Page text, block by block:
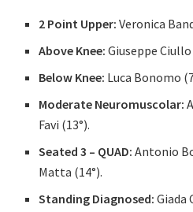
2 Point Upper: Veronica
Above Knee: Giuseppe Ciullo
Below Knee: Luca Bonomo
Moderate Neuromuscolar:
Favi (13°).
Seated 3 – QUAD: Antonio
Matta (14°).
Standing Diagnosed: Giada